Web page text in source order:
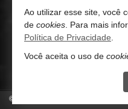
Indicadores
Imóveis Favoritos
©
Ao utilizar esse site, você
de cookies . Para mais
Política de Privacidade
Você aceita o uso de